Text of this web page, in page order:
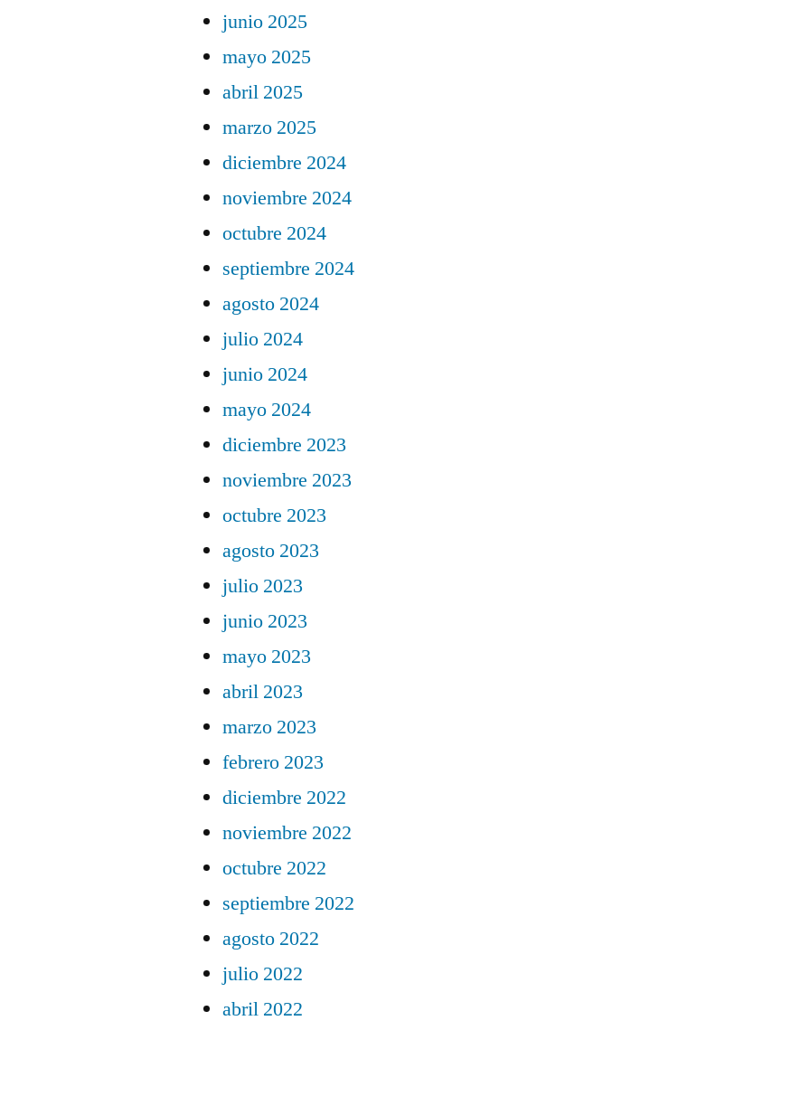
junio 2025
mayo 2025
abril 2025
marzo 2025
diciembre 2024
noviembre 2024
octubre 2024
septiembre 2024
agosto 2024
julio 2024
junio 2024
mayo 2024
diciembre 2023
noviembre 2023
octubre 2023
agosto 2023
julio 2023
junio 2023
mayo 2023
abril 2023
marzo 2023
febrero 2023
diciembre 2022
noviembre 2022
octubre 2022
septiembre 2022
agosto 2022
julio 2022
abril 2022